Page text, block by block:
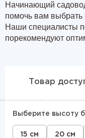
Начинающий
помочь вам выбрать
Наши специалисты
порекомендуют
Товар
Выберите высоту
15 см 20 см